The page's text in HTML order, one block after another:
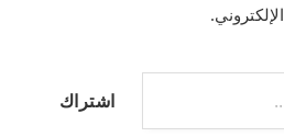
الإلكتروني.
اشتراك